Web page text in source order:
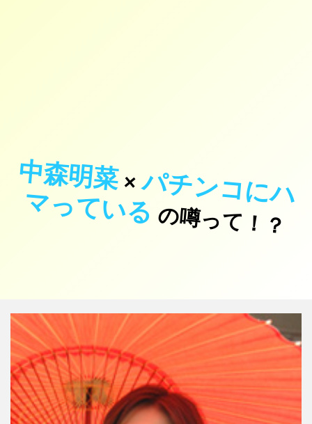
中森明菜×パ
チ
ン
コ
に
ハ
マっ
て
い
る の噂って！？